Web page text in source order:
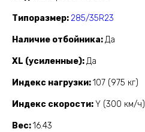
Типоразмер 285/35R23
Наличие отбойника Да
XL (усиленные) Да
Индекс нагрузки 107 (975 кг)
Индекс скорости Y (300 км/ч)
Вес 16.43